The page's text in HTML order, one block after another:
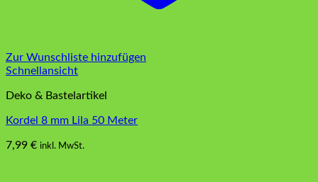
Zur Wunschliste hinzufügen
Schnellansicht
Deko & Bastelartikel
Kordel 8 mm Lila 50 Meter
7,99 € inkl. MwSt.